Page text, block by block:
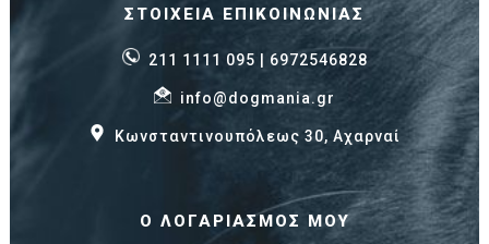
ΣΤΟΙΧΕΊΑ ΕΠΙΚΟΙΝΩΝΊΑΣ
211 1111 095 | 6972546828
info@dogmania.gr
Κωνσταντινουπόλεως 30, Αχαρναί
Ο ΛΟΓΑΡΙΑΣΜΌΣ ΜΟΥ